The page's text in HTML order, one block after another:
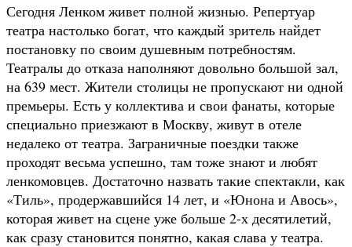
Сегодня Ленком живет полной жизнью. Репертуар
театра настолько богат, что каждый зритель найдет
постановку по своим душевным потребностям.
Театралы до отказа наполняют довольно большой зал,
на 639 мест. Жители столицы не пропускают ни одной
премьеры. Есть у коллектива и свои фанаты, которые
специально приезжают в Москву, живут в отеле
недалеко от театра. Заграничные поездки также
проходят весьма успешно, там тоже знают и любят
ленкомовцев. Достаточно назвать такие спектакли, как
«Тиль», продержавшийся 14 лет, и «Юнона и Авось»,
которая живет на сцене уже больше 2-х десятилетий,
как сразу становится понятно, какая слава у театра.